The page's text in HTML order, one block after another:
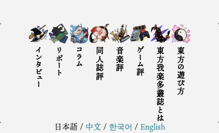
インタビュー リポート コラム 同人誌評 音楽評 ゲーム評 東方我楽多叢誌とは 東方の遊び方
日本語/ 中文 / 한국어 / English